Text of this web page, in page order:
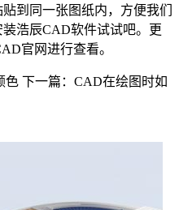
到同一张图纸内，方便我们
装浩辰CAD软件试试吧。更
官网进行查看。
色 下一篇：CAD在绘图时如